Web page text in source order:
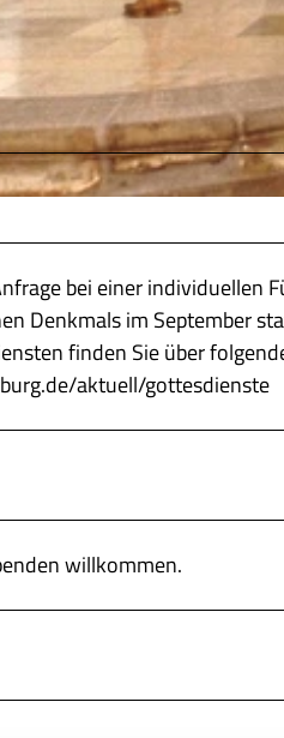
Salzgitter GmbH |CC-BY
Salzgitter GmbH |
bei einer individuellen
Denkmals im September
finden Sie über
aktuell/gottesdienste
willkommen.